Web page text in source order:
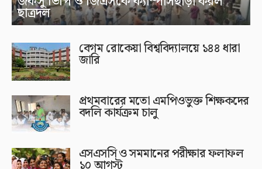
ছাত্রদল
বেগম রোকেয়া বিশ্ববিদ্যালয়ে ১৪৪ ধারা
জারি
প্রথমবারের মতো এমপিওভুক্ত শিক্ষকদের
বদলি কার্যক্রম চালু
এসএসসি ও সমমানের পরীক্ষার ফলাফল